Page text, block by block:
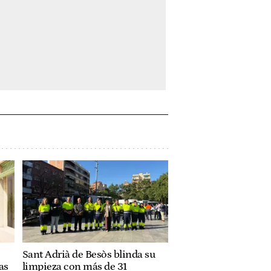
Sant Adrià de Besòs blinda su
limpieza con más de 31